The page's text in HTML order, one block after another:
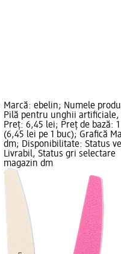
Marcă: ebelin; Numele
Pilă pentru unghii artiﬁciale,
Preț: 6,45 lei; Preț de bază:
(6,45 lei pe 1 buc); Grafică
dm; Disponibilitate: Status
Livrabil, Status gri selectare
magazin dm